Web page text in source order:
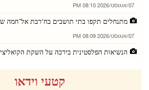
07/אוגוסט/2026 08:10 PM
מתנחלים תקפו בתי תושבים בח'רבת אל־חמה
07/אוגוסט/2026 08:09 PM
הנשיאות הפלסטינית בירכה על השקת
שכם: תושב נפצע ונעצר בעקבות תקיפת כוחות
קטעי וידאו